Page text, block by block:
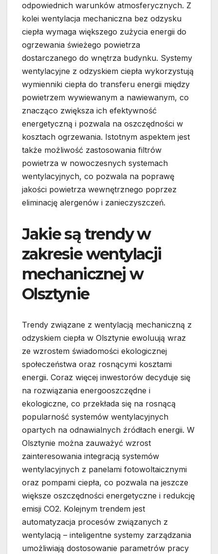
odpowiednich warunków atmosferycznych. Z
kolei wentylacja mechaniczna bez odzysku
ciepła wymaga większego zużycia energii do
ogrzewania świeżego powietrza
dostarczanego do wnętrza budynku. Systemy
wentylacyjne z odzyskiem ciepła wykorzystują
wymienniki ciepła do transferu energii między
powietrzem wywiewanym a nawiewanym, co
znacząco zwiększa ich efektywność
energetyczną i pozwala na oszczędności w
kosztach ogrzewania. Istotnym aspektem jest
także możliwość zastosowania filtrów
powietrza w nowoczesnych systemach
wentylacyjnych, co pozwala na poprawę
jakości powietrza wewnętrznego poprzez
eliminację alergenów i zanieczyszczeń.
Jakie są trendy w
zakresie wentylacji
mechanicznej w
Olsztynie
Trendy związane z wentylacją mechaniczną z
odzyskiem ciepła w Olsztynie ewoluują wraz
ze wzrostem świadomości ekologicznej
społeczeństwa oraz rosnącymi kosztami
energii. Coraz więcej inwestorów decyduje się
na rozwiązania energooszczędne i
ekologiczne, co przekłada się na rosnącą
popularność systemów wentylacyjnych
opartych na odnawialnych źródłach energii. W
Olsztynie można zauważyć wzrost
zainteresowania integracją systemów
wentylacyjnych z panelami fotowoltaicznymi
oraz pompami ciepła, co pozwala na jeszcze
większe oszczędności energetyczne i redukcję
emisji CO2. Kolejnym trendem jest
automatyzacja procesów związanych z
wentylacją – inteligentne systemy zarządzania
umożliwiają dostosowanie parametrów pracy